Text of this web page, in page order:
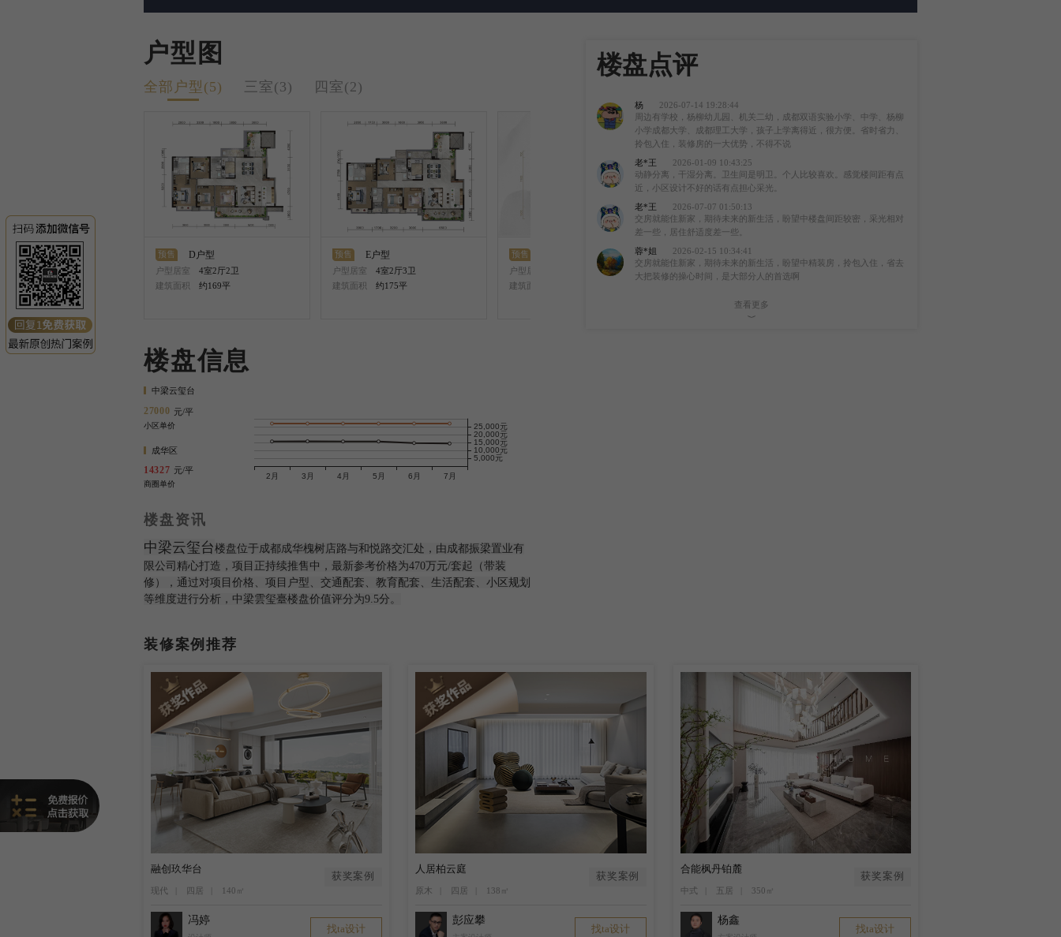
户型图
全部户型(5) 三室(3) 四室(2)
预售 D户型
户型居室
4室2厅2卫
建筑面积
约169平
预售 E户型
户型居室
4室2厅3卫
建筑面积
约175平
预售
户型居室
建筑面积
预售 B户型
户型居室
3室2厅2卫
楼盘信息
中梁云玺台
27000 元/平
小区单价
成华区
14327 元/平
商圈单价
楼盘资讯
中梁云玺台楼盘位于成都成华槐树店路与和悦路交汇处，由成都振梁置业有
限公司精心打造，项目正持续推售中，最新参考价格为470万元/套起（带装
修），通过对项目价格、项目户型、交通配套、教育配套、生活配套、小区规划
等维度进行分析，中梁雲玺臺楼盘价值评分为9.5分。
楼盘点评
杨
2026-07-14 19:28:44
周边有学校，杨柳幼儿园、机关二幼，成都双语实验小学、中学、杨柳
小学成都大学、成都理工大学，孩子上学离得近，很方便。省时省力、
拎包入住，装修房的一大优势，不得不说
老*王
2026-01-09 10:43:25
动静分离，干湿分离。卫生间是明卫。个人比较喜欢。感觉楼间距有点
近，小区设计不好的话有点担心采光。
老*王
2026-07-07 01:50:13
交房就能住新家，期待未来的新生活，盼望中楼盘间距较密，采光相对
差一些，居住舒适度差一些。
蓉*姐
2026-02-15 10:34:41
交房就能住新家，期待未来的新生活，盼望中精装房，拎包入住，省去
大把装修的操心时间，是大部分人的首选啊
查看更多
装修案例推荐
融创玖华台
现代 | 四居 | 140㎡
获奖案例
冯婷
找ta设计
人居柏云庭
原木 | 四居 | 138㎡
获奖案例
彭应攀
找ta设计
合能枫丹铂麓
中式 | 五居 | 350㎡
获奖案例
杨鑫
找ta设计